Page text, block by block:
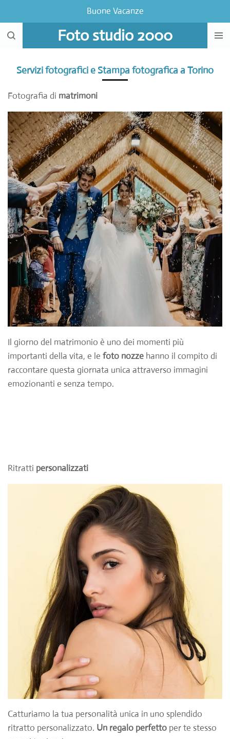
al
contenuto
Foto studio 2000
Buone Vacanze
Servizi fotografici e Stampa fotografica a Torino
Fotografia di matrimoni
Il giorno del matrimonio è uno dei momenti più
importanti della vita, e le foto nozze hanno il compito di
raccontare questa giornata unica attraverso immagini
emozionanti e senza tempo.
Ritratti personalizzati
Catturiamo la tua personalità unica in uno splendido
ritratto personalizzato. Un regalo perfetto per te stesso